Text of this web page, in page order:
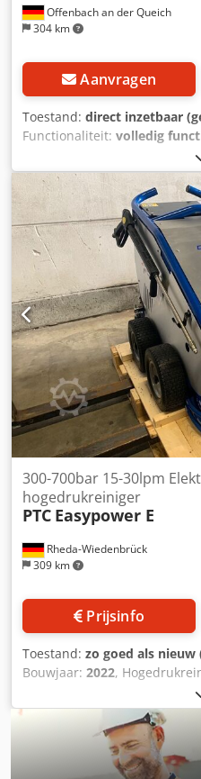
Offenbach an der Queich
304 km
Aanvragen
Toestand: direct inzetbaar
Functionaliteit: volledig
Mobiele wasplaats met
Dcjdpfx Afezq T Aqswjk
vergunning vereist, voor
olie of emulsies bevatten. In
worden geïnspecteerd.
met mij op.
Rheda-Wiedenbrück
309 km
300-700bar 15-30lpm
hogedrukreiniger
PTC Easypower E
Prijsinfo
Toestand: zo goed als
Bouwjaar: 2022,
vergelijkbaar maar geen
Kamat, Denjet , Kärcher,
Stroomsnelheid: 15-30 l/
3Ph-400V-50Hz 20-30HP/15-
min - afmetingen: 1.000 x